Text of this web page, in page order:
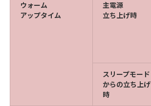
ウォーム
アップタイム
主電源
立ち上げ時
スリープモード
からの立ち上げ
時